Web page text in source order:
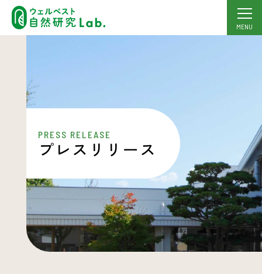
MENU
PRESS RELEASE
プレスリリース